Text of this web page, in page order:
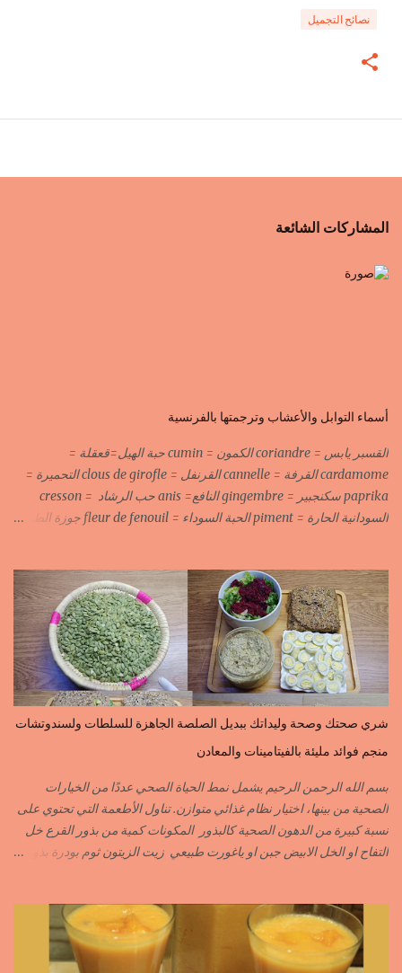
نصائح التجميل
المشاركات الشائعة
أسماء التوابل والأعشاب وترجمتها بالفرنسية
القسبر يابس = coriandre الكمون = cumin حبة الهيل=قعقلة =
cardamome القرفة = cannelle القرنفل = clous de girofle التحميرة =
paprika سكنجبير = gingembre النافع= anis حب الرشاد = cresson
السودانية الحارة = piment الحبة السوداء = fleur de fenouil جوزة الطيب
=nigelle اليبزار الأبيض=poivre blonc الخرقوم =safran des
indes=curcuma اليبزار الأسود=poivre noir زعفران=safran
جنجلان=grains de sésame الكبابة=cubèbe=piment de jamaique
بسيبيسة=macis الكوزة الصحراوية=maniguette عرق السوس=reglisse
لسان الطير=fruit de frène النافع نجيمات=badiane ظهر فلفل=poivre
long الفلفلة الحلوة……………PIMENT DOUX الفلفلة الحارة……………
PIMENT PIQUANT,FORT. سكين جبير……………….GINGEMBRE
القرفة……………………..CANNELLE الكمون…………………….CUMIN الفلفلة
الابزار………………………POIVRE راس الحانوت …………. RASS EL HANOUT
C’EST L ...
شري صحتك وصحة وليداتك ببديل الصلصة الجاهزة للسلطات ولسندوتشات
منجم فوائد مليئة بالفيتامينات والمعادن
بسم الله الرحمن الرحيم يشمل نمط الحياة الصحي عددًا من الخيارات
الصحية من بينها، اختيار نظام غذائي متوازن. تناول الأطعمة التي تحتوي على
نسبة كبيرة من الدهون الصحية كالبذور المكونات كمية من بذور القرع خل
التفاح او الخل الابيض جبن او ياغورت طبيعي زيت الزيتون ثوم بودرة بذور
si=EjD0K3Lgs58txUgM